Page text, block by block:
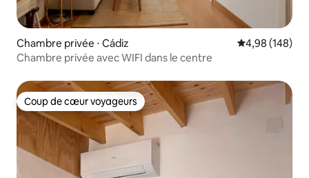
Chambre privée ⋅ Cádiz Évaluation
4,98 (148)
Chambre privée avec WIFI dans le centre
Coup de cœur voyageurs
Coup de cœur voyageurs